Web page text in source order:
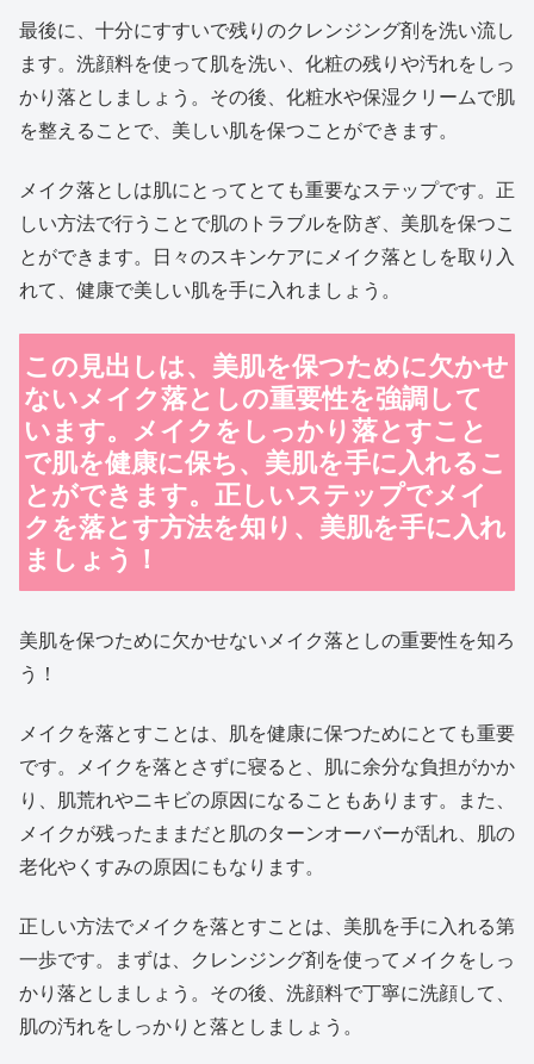
最後に、十分にすすいで残りのクレンジング剤を洗い流し
ます。洗顔料を使って肌を洗い、化粧の残りや汚れをしっ
かり落としましょう。その後、化粧水や保湿クリームで肌
を整えることで、美しい肌を保つことができます。
メイク落としは肌にとってとても重要なステップです。正
しい方法で行うことで肌のトラブルを防ぎ、美肌を保つこ
とができます。日々のスキンケアにメイク落としを取り入
れて、健康で美しい肌を手に入れましょう。
この見出しは、美肌を保つために欠かせ
ないメイク落としの重要性を強調して
います。メイクをしっかり落とすこと
で肌を健康に保ち、美肌を手に入れるこ
とができます。正しいステップでメイ
クを落とす方法を知り、美肌を手に入れ
ましょう！
美肌を保つために欠かせないメイク落としの重要性を知ろ
う！
メイクを落とすことは、肌を健康に保つためにとても重要
です。メイクを落とさずに寝ると、肌に余分な負担がかか
り、肌荒れやニキビの原因になることもあります。また、
メイクが残ったままだと肌のターンオーバーが乱れ、肌の
老化やくすみの原因にもなります。
正しい方法でメイクを落とすことは、美肌を手に入れる第
一歩です。まずは、クレンジング剤を使ってメイクをしっ
かり落としましょう。その後、洗顔料で丁寧に洗顔して、
肌の汚れをしっかりと落としましょう。